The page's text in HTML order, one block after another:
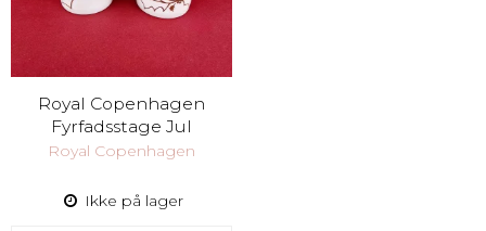
Royal Copenhagen
Fyrfadsstage Jul
Royal Copenhagen
Ikke på lager